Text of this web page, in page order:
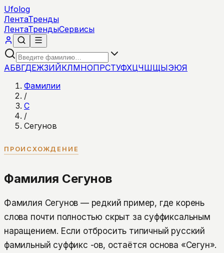
Ufolog
ЛентаТренды
ЛентаТрендыСервисы
АБВГДЕЖЗИЙКЛМНОПРСТУФХЦЧШЩЫЭЮЯ
Фамилии
/
С
/
Сегунов
ПРОИСХОЖДЕНИЕ
Фамилия Сегунов
Фамилия Сегунов — редкий пример, где корень
слова почти полностью скрыт за суффиксальным
наращением. Если отбросить типичный русский
фамильный суффикс -ов, остаётся основа «Сегун».